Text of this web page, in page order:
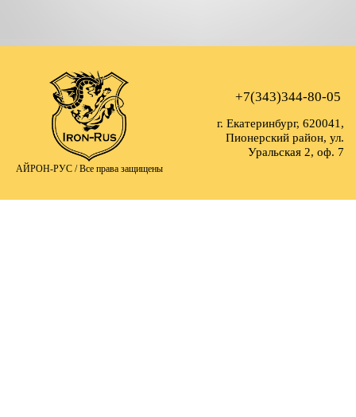
АЙРОН-РУС /Все права защищены
+7(343)344-80-05
г. Екатеринбург, 620041,
Пионерский район, ул.
Уральская 2, оф. 7